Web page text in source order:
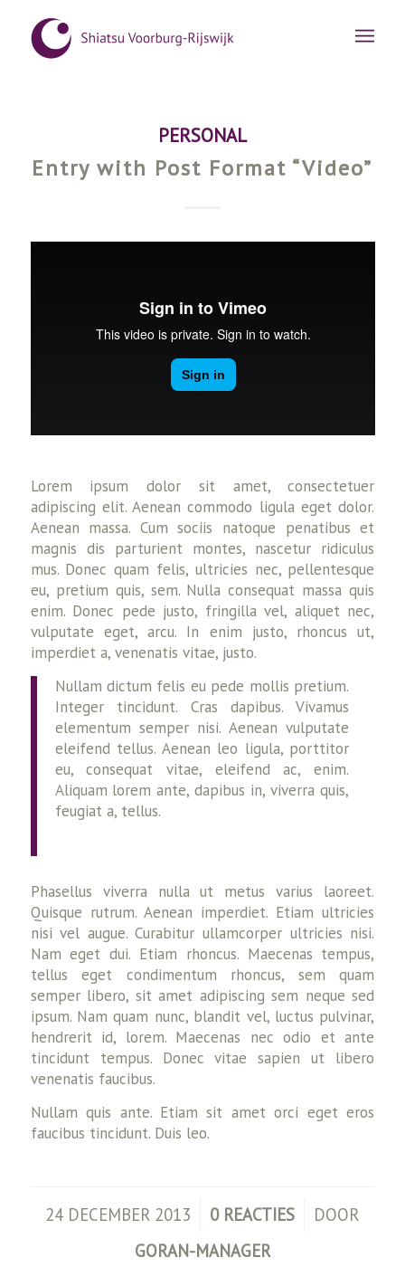
PERSONAL
Entry with Post Format “Video”
Lorem ipsum dolor sit amet, consectetuer
adipiscing elit. Aenean commodo ligula eget dolor.
Aenean massa. Cum sociis natoque penatibus et
magnis dis parturient montes, nascetur ridiculus
mus. Donec quam felis, ultricies nec, pellentesque
eu, pretium quis, sem. Nulla consequat massa quis
enim. Donec pede justo, fringilla vel, aliquet nec,
vulputate eget, arcu. In enim justo, rhoncus ut,
imperdiet a, venenatis vitae, justo.
Nullam dictum felis eu pede mollis pretium.
Integer tincidunt. Cras dapibus. Vivamus
elementum semper nisi. Aenean vulputate
eleifend tellus. Aenean leo ligula, porttitor
eu, consequat vitae, eleifend ac, enim.
Aliquam lorem ante, dapibus in, viverra quis,
feugiat a, tellus.
Phasellus viverra nulla ut metus varius laoreet.
Quisque rutrum. Aenean imperdiet. Etiam ultricies
nisi vel augue. Curabitur ullamcorper ultricies nisi.
Nam eget dui. Etiam rhoncus. Maecenas tempus,
tellus eget condimentum rhoncus, sem quam
semper libero, sit amet adipiscing sem neque sed
ipsum. Nam quam nunc, blandit vel, luctus pulvinar,
hendrerit id, lorem. Maecenas nec odio et ante
tincidunt tempus. Donec vitae sapien ut libero
venenatis faucibus.
Nullam quis ante. Etiam sit amet orci eget eros
faucibus tincidunt. Duis leo.
24 DECEMBER 2013
/ 0 REACTIES
/
DOOR
GORAN-MANAGER